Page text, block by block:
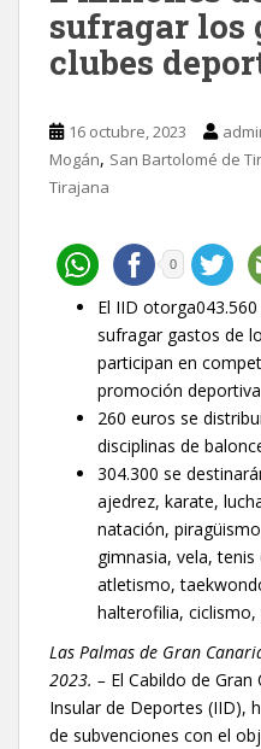
sufragar los
clubes
16 octubre, 2023
Mogán, San Bartolomé de
Tirajana
0
El IID
sufragar gastos de
participan en
promoción deportiva
260 euros se
disciplinas de
304.300 se
ajedrez, karate,
natación,
gimnasia, vela,
atletismo,
halterofilia, ciclismo,
Las Palmas de Gran
2023. – El Cabildo de
Insular de Deportes (IID),
de subvenciones con el